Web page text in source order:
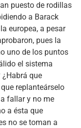
puesto de rodillas
a Barack
europea, a pesar
pues la
uno de los puntos
el sistema
que
replanteárselo
fallar y no me
a ésta que
no se toman a